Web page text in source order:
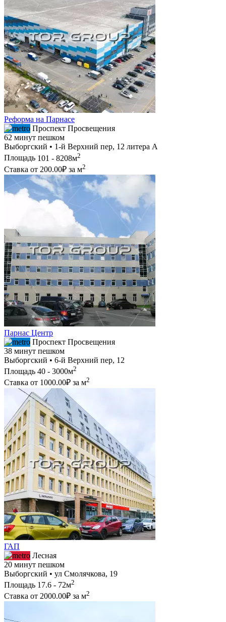
Реформа на Парнасе
Проспект Просвещения
62 минут пешком
Выборгский • 1-й Верхний пер, 12 литера А
Площадь 101 - 8208м2
Ставка от 200.00₽ за м2
Парнас Центр
Проспект Просвещения
38 минут пешком
Выборгский • 6-й Верхний пер, 12
Площадь 40 - 3000м2
Ставка от 1000.00₽ за м2
ГАП
Лесная
20 минут пешком
Выборгский • ул Смолячкова, 19
Площадь 17.6 - 72м2
Ставка от 2000.00₽ за м2